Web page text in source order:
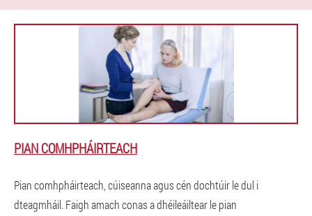
PIAN COMHPHÁIRTEACH
Pian comhpháirteach, cúiseanna agus cén dochtúir le dul i
dteagmháil. Faigh amach conas a dhéileáiltear le pian